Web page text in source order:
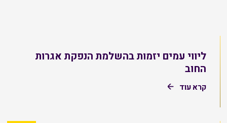
ליווי עמים יזמות בהשלמת הנפקת אגרות
החוב
קרא עוד